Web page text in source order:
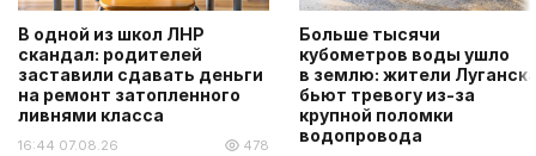
В одной из школ ЛНР
скандал: родителей
заставили сдавать деньги
на ремонт затопленного
ливнями класса
16:44 07.08.26 478
Больше тысячи
кубометров воды ушло
в землю: жители
бьют тревогу из-за
крупной поломки
водопровода